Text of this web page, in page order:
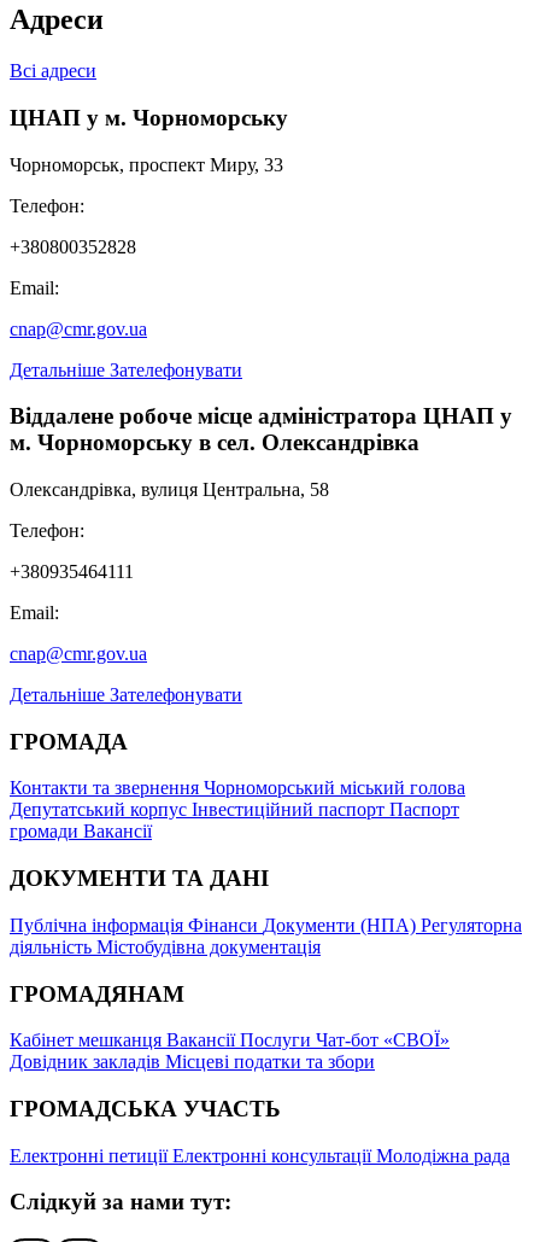
Адреси
Всі адреси
ЦНАП у м. Чорноморську
Чорноморськ, проспект Миру, 33
Телефон:
+380800352828
Email:
cnap@cmr.gov.ua
Детальніше Зателефонувати
Віддалене робоче місце адміністратора ЦНАП у
м. Чорноморську в сел. Олександрівка
Олександрівка, вулиця Центральна, 58
Телефон:
+380935464111
Email:
cnap@cmr.gov.ua
Детальніше Зателефонувати
ГРОМАДА
Контакти та звернення Чорноморський міський голова
Депутатський корпус Інвестиційний паспорт Паспорт
громади Вакансії
ДОКУМЕНТИ ТА ДАНІ
Публічна інформація Фінанси Документи (НПА) Регуляторна
діяльність Містобудівна документація
ГРОМАДЯНАМ
Кабінет мешканця ВакансіїПослуги Чат-бот «СВОЇ»
Довідник закладів Місцеві податки та збори
ГРОМАДСЬКА УЧАСТЬ
Електронні петиціїЕлектронні консультаціїМолодіжна рада
Слідкуй за нами тут: